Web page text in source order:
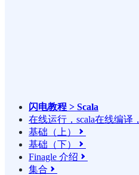
闪电教程 > Scala
在线运行，scala在线编
基础（上） 
基础（下） 
Finagle 介绍 
集合 